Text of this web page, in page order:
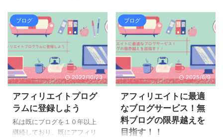
ログで詳しく説明して
Amazon/楽天リンクを貼って
おいた ...
recommended-for-beginners/
アジングの楽しさ アジング釣
り方アジングの仕掛けとアク
ション アジング ...
り ＝ ソルトウォータール
アーフィッシング 淡水のルア
ー釣り ＝ フレッシュウォ
ータールアーフィッシング 下
記事でお伝えした様に、海の
ルアー釣りと言っても色々な
種類が有ります。
variety-of-fishing/ その中でも
初心者～上級者が楽しめる一
番おススメの釣りがアジング
です！ アジング 今回はアジン
つで分類されます。 淡水の釣
り海水の釣り 淡水の釣り 川や
池や湖でする釣り。 アマゴア
ユ鯉鮒ブラックバス等々 キリ
が無いので、ぱっと浮かぶ釣
り物を書いてみました。 海水
の釣り 海でする釣り。 アジメ
バルハマチイカタコ等々 こち
らもキリが無いので、パッと
浮かぶ物を書いてみました。
続いて釣り方によっても分類
されます。 餌釣りルアー釣り
ブログ
2022/10/23
アフィリエイトプログ
ラムに登録しよう
私は既にブログを１０年以上
継続しており、既にアフィリ
ブログ
2025/6/9
アフィリエイトに最適
なブログサービス！無
料ブログの限界越えを
目指す！！